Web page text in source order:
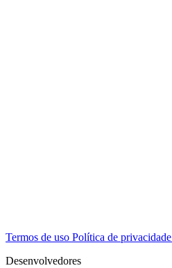
Termos de uso Política de privacidade
Desenvolvedores